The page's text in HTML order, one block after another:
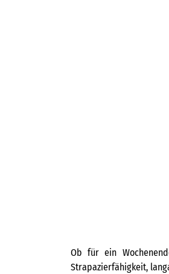
Ob für ein
Strapazierfähigkeit,